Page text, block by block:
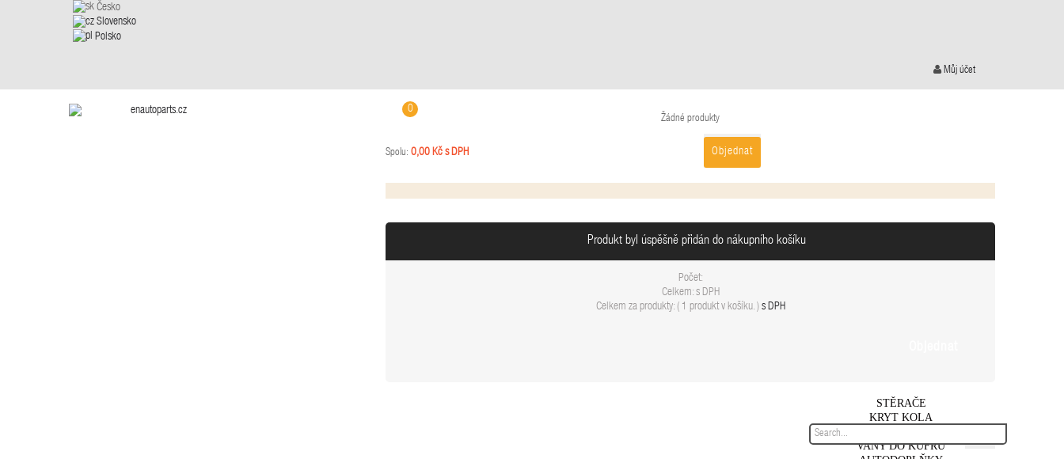
Česko
Slovensko
Polsko
Můj účet
0
Žádné produkty
Spolu: 0,00 Kč s DPH Objednat
Produkt byl úspěšně přidán do nákupního košíku
Počet:
Celkem: s DPH
Celkem za produkty: ( 1 produkt v košíku. ) s DPH
STĚRAČE
KRYT KOLA
VANY DO KUFRU